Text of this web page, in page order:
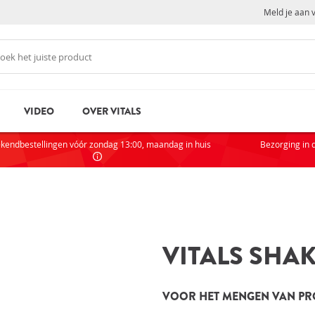
Meld je aan
VIDEO OVER VITALS
vóór zondag 13:00, maandag in huis Bezorging in
VITALS
VOOR HET MENGEN VAN